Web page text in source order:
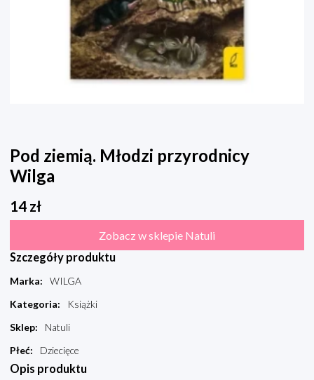
Pod ziemią. Młodzi przyrodnicy
Wilga
14 zł
Zobacz w sklepie Natuli
Szczegóły produktu
Marka:
WILGA
Kategoria:
Książki
Sklep:
Natuli
Płeć: Dziecięce
Opis produktu